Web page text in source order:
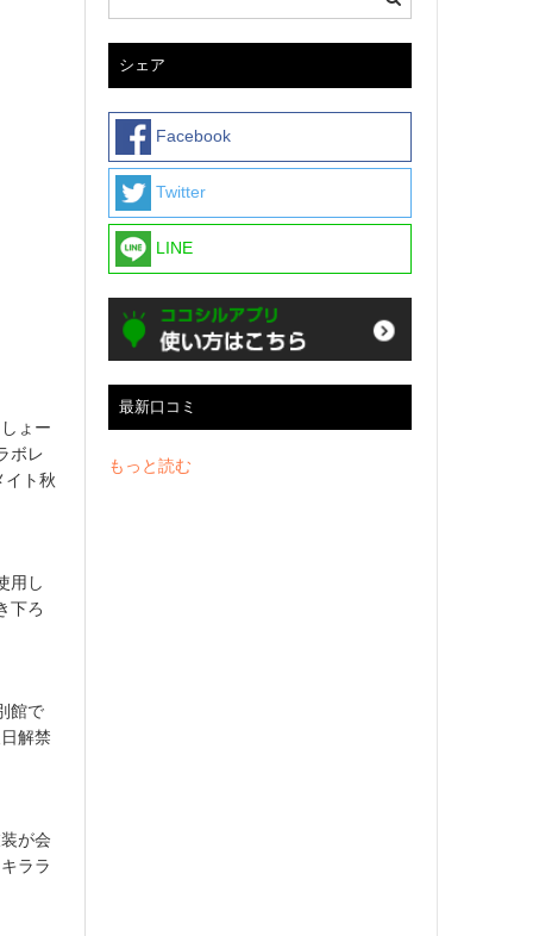
ょー
ボレ
イト秋
用し
下ろ
館で
解禁
が会
ララ
シェア
Facebook
Twitter
LINE
最新口コミ
もっと読む